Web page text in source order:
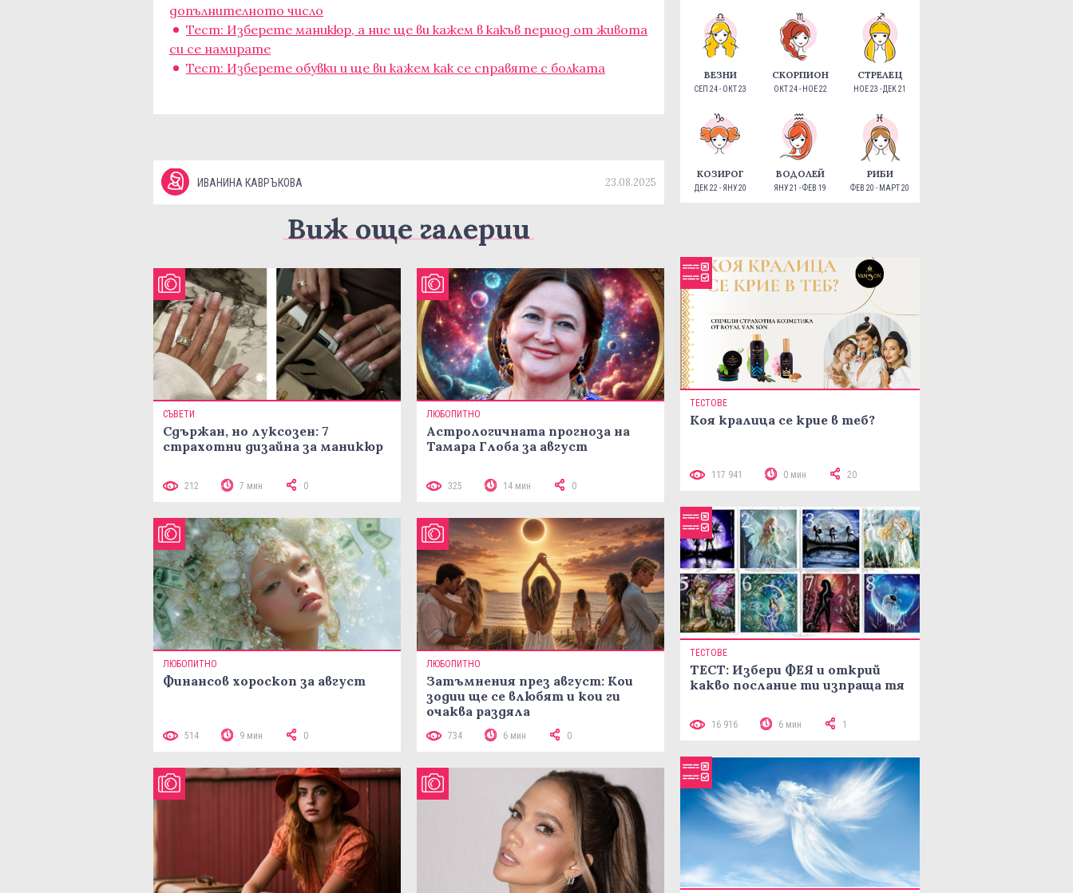
допълнителното число
Тест: Изберете маникюр, а ние ще ви кажем в какъв период от живота
си се намирате
Тест: Изберете обувки и ще ви кажем как се справяте с болката
ИВАНИНА КАВРЪКОВА 23.08.2025
Виж още галерии
СЪВЕТИ
Сдържан, но луксозен: 7
страхотни дизайна за маникюр
212 7 мин 0
ЛЮБОПИТНО
Астрологичната прогноза на
Тамара Глоба за август
325 14 мин 0
ЛЮБОПИТНО
Финансов хороскоп за август
514 9 мин 0
ЛЮБОПИТНО
Затъмнения през август: Кои
зодии ще се влюбят и кои ги
очаква раздяла
734 6 мин 0
ВЕЗНИ
СЕП 24 - ОКТ 23
СКОРПИОН
ОКТ 24 - НОЕ 22
СТРЕЛЕЦ
НОЕ 23 - ДЕК 21
КОЗИРОГ
ДЕК 22 - ЯНУ 20
ВОДОЛЕЙ
ЯНУ 21 - ФЕВ 19
РИБИ
ФЕВ 20 - МАРТ 20
ТЕСТОВЕ
Коя кралица се крие в теб?
117 941 0 мин 20
ТЕСТОВЕ
ТЕСТ: Избери ФЕЯ и открий
какво послание ти изпраща тя
16 916 6 мин 1